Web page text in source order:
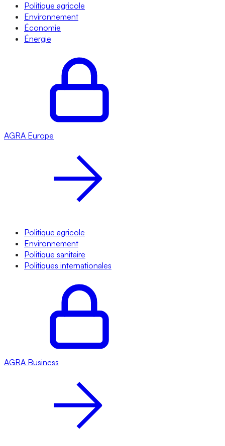
Politique agricole
Environnement
Économie
Énergie
AGRA Europe
Politique agricole
Environnement
Politique sanitaire
Politiques internationales
AGRA Business